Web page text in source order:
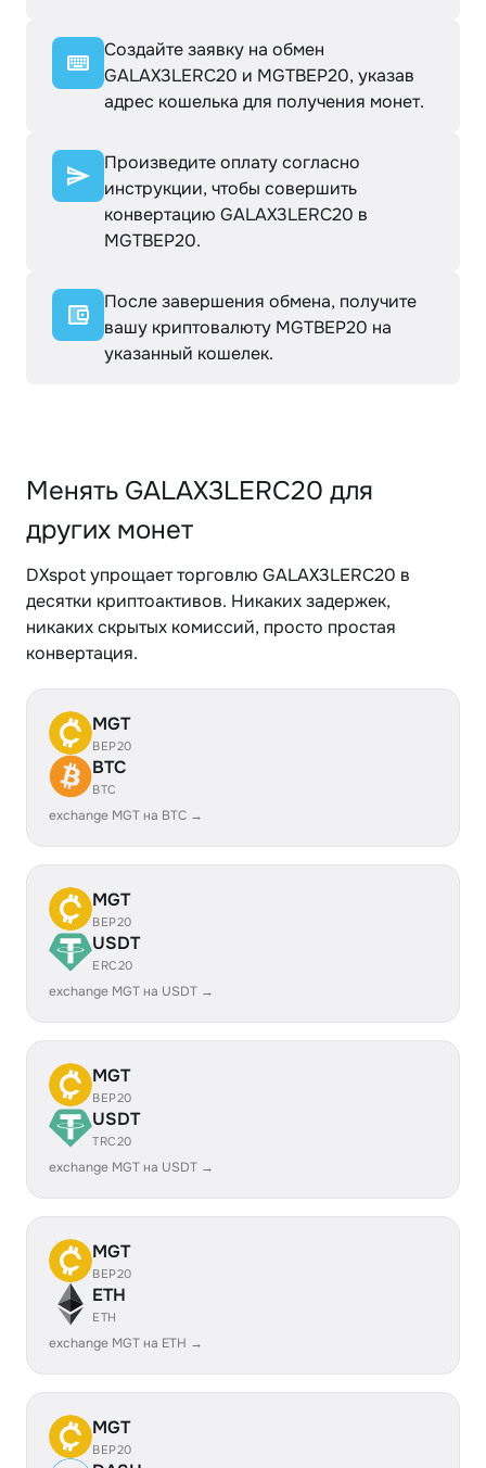
Создайте заявку на обмен
GALAX3LERC20 и MGTBEP20, указав
адрес кошелька для получения монет.
Произведите оплату согласно
инструкции, чтобы совершить
конвертацию GALAX3LERC20 в
MGTBEP20.
После завершения обмена, получите
вашу криптовалюту MGTBEP20 на
указанный кошелек.
Менять GALAX3LERC20 для
других монет
DXspot упрощает торговлю GALAX3LERC20 в
десятки криптоактивов. Никаких задержек,
никаких скрытых комиссий, просто простая
конвертация.
MGT
BEP20
BTC
BTC
exchange MGT на BTC →
MGT
BEP20
USDT
ERC20
exchange MGT на USDT →
MGT
BEP20
USDT
TRC20
exchange MGT на USDT →
MGT
BEP20
ETH
ETH
exchange MGT на ETH →
MGT
BEP20